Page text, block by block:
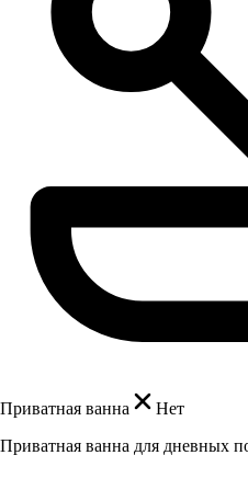
Приватная ванна
Нет
Приватная ванна для дневных